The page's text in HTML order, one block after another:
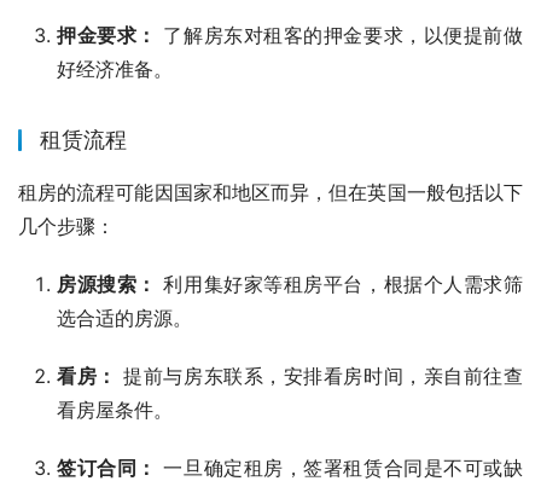
押金要求：
了解房东对租客的押金要求，以便提前做
好经济准备。
租赁流程
租房的流程可能因国家和地区而异，但在英国一般包括以下
几个步骤：
房源搜索： 利用集好家等租房平台，根据个人需求筛
选合适的房源。
看房： 提前与房东联系，安排看房时间，亲自前往查
看房屋条件。
签订合同： 一旦确定租房，签署租赁合同是不可或缺